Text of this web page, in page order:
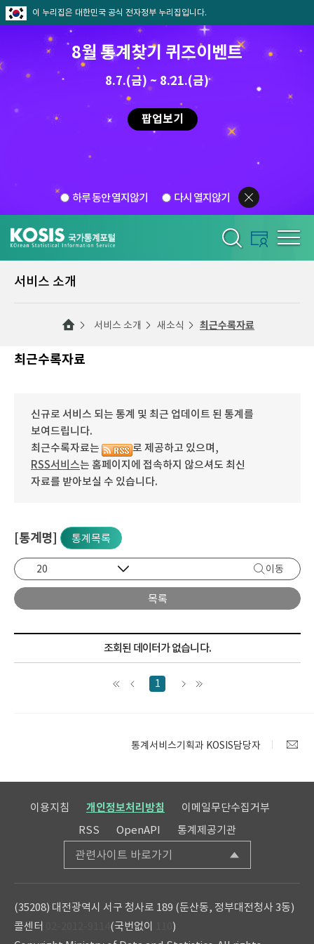
이 누리집은 대한민국 공식 전자정부 누리집입니다.
8월 통계찾기 퀴즈이벤트
8.7.(금) ~ 8.21.(금)
팝업보기
하루 동안 열지않기 다시 열지않기
서비스 소개
서비스 소개 새소식 최근수록자료
최근수록자료
신규로 서비스 되는 통계 및 최근 업데이트 된 통계를
보여드립니다.
최근수록자료는
로 제공하고 있으며,
RSS서비스는 홈페이지에 접속하지 않으셔도 최신
자료를 받아보실 수 있습니다.
[통계명] 통계목록
이동
목록
조회된 데이터가 없습니다.
1
통계서비스기획과 KOSIS담당자
이용지침 개인정보처리방침
이메일무단수집거부
RSS
OpenAPI 통계제공기관
관련사이트 바로가기
(35208) 대전광역시 서구 청사로 189 (둔산동, 정부대전청사 3동)
콜센터
(국번없이
)